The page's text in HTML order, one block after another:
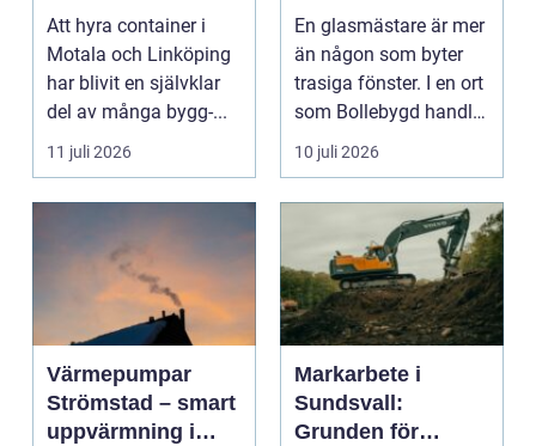
avfallshantering
för projekt i alla
storlekar
Att hyra container i
Motala och Linköping
har blivit en självklar
del av många bygg-...
11 juli 2026
och smarta
glaslösningar
En glasmästare är mer
än någon som byter
trasiga fönster. I en ort
som Bollebygd handlar
yrket lika ...
10 juli 2026
Värmepumpar
Strömstad – smart
uppvärmning i
Markarbete i
Sundsvall:
Grunden för